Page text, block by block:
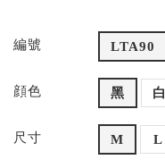
編號 LTA90
顔色 黑 白
尺寸 M L